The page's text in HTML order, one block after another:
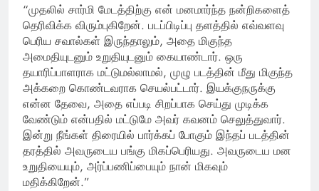
“முதலில் சார்மி மேடத்திற்கு என் மனமார்ந்த நன்றிகளைத்
தெரிவிக்க விரும்புகிறேன். படப்பிடிப்பு தளத்தில் எவ்வளவு
பெரிய சவால்கள் இருந்தாலும், அதை மிகுந்த
அமைதியுடனும் உறுதியுடனும் கையாண்டார். ஒரு
தயாரிப்பாளராக மட்டுமல்லாமல், முழு படத்தின் மீது மிகுந்த
அக்கறை கொண்டவராக செயல்பட்டார். இயக்குநருக்கு
என்ன தேவை, அதை எப்படி சிறப்பாக செய்து முடிக்க
வேண்டும் என்பதில் மட்டுமே அவர் கவனம் செலுத்துவார்.
இன்று நீங்கள் திரையில் பார்க்கப் போகும் இந்தப் படத்தின்
தரத்தில் அவருடைய பங்கு மிகப்பெரியது. அவருடைய மன
உறுதியையும், அர்ப்பணிப்பையும் நான் மிகவும்
மதிக்கிறேன்.”